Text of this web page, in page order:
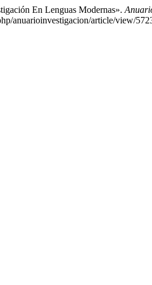
En Lenguas Modernas».
anuarioinvestigacion/article/view/